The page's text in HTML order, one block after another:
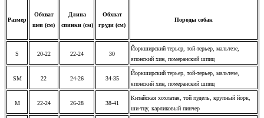
Размер
Обхват
шеи (см)
Длина
спинки (см)
Обхват
груди (см)
Породы собак
S 20-22 22-24 30
Йоркширский терьер, той-терьер, мальтезе,
японский хин, померанский шпиц
SM 22 24-26 34-35
Йоркширский терьер, той-терьер, мальтезе,
японский хин, померанский шпиц
M 22-24 26-28 38-41
Китайская хохлатая, той пудель, крупный йорк,
ши-тцу, карликовый пинчер